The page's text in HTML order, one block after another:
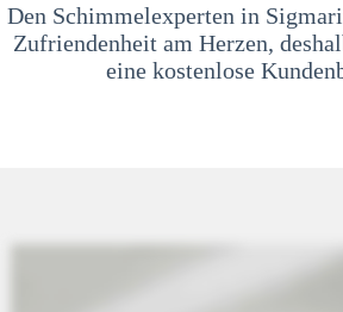
Den Schimmelexperten in
Zufriendenheit am Herzen,
eine kostenlose